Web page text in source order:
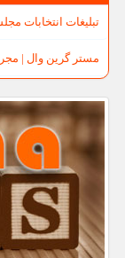
تبلیغات انتخابات
مستر گرین وال |